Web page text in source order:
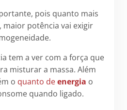
pois quanto mais
maior potência vai exigir
tem a ver com a força que
misturar a massa. Além
o quanto deenergia o
quando ligado.